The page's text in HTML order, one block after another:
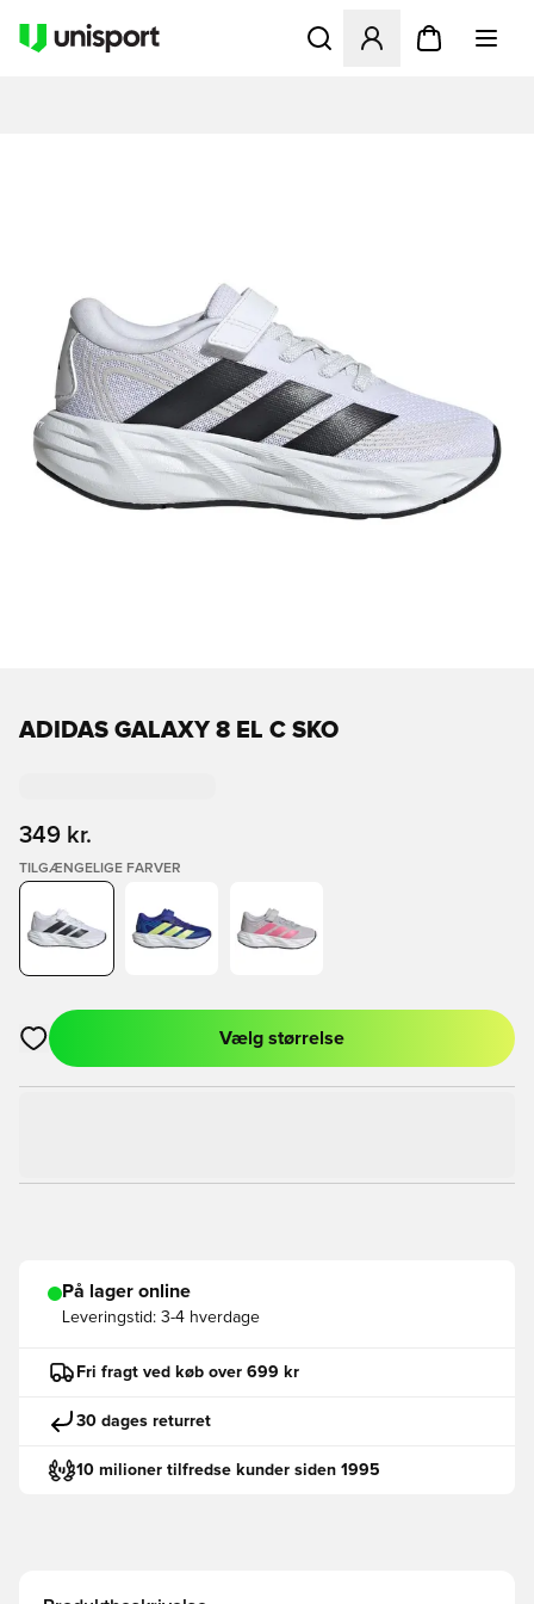
Åbner en Modal til at
ADIDAS GALAXY 8 EL C SKO
349 kr.
TILGÆNGELIGE FARVER
Åbner en Modal til at logge ind eller tilmelde dig som medlem
Vælg størrelse
På lager online
Leveringstid: 3-4 hverdage
Fri fragt ved køb over 699 kr
30 dages returret
10 milioner tilfredse kunder siden 1995